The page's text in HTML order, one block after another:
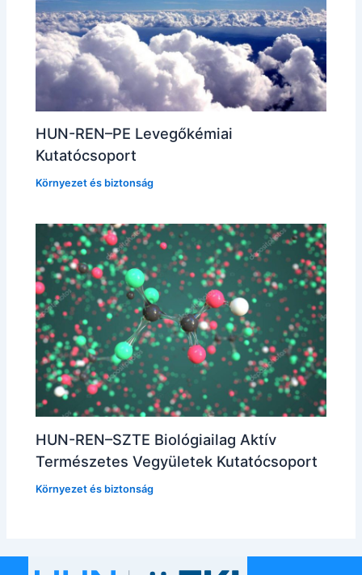
HUN-REN–PE Levegőkémiai
Kutatócsoport
Környezet és biztonság
HUN-REN–SZTE Biológiailag Aktív
Természetes Vegyületek Kutatócsoport
Környezet és biztonság